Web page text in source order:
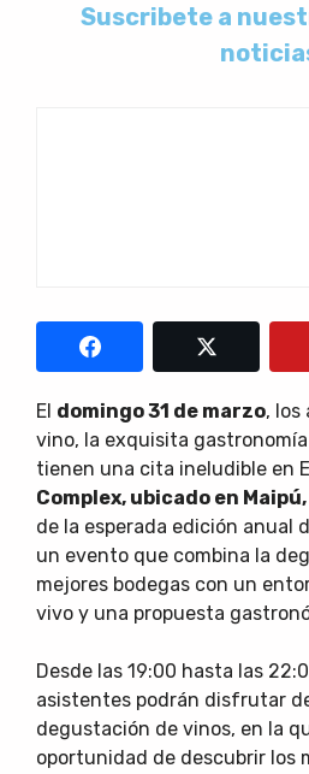
Suscribete a
El domingo 31 de marzo, los
vino, la exquisita
tienen una cita ineludible en
Complex, ubicado en Maipú,
de la esperada edición anual
un evento que combina la
mejores bodegas con un
vivo y una propuesta
Desde las 19:00 hasta las
asistentes podrán disfrutar
degustación de vinos, en la
oportunidad de descubrir los